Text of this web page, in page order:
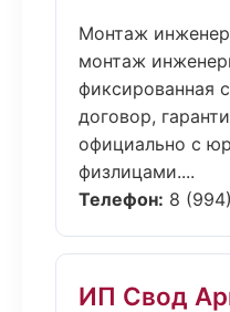
Монтаж
монтаж
фиксированная
договор,
официально с
физлицами....
Телефон: 8
ИП Свод